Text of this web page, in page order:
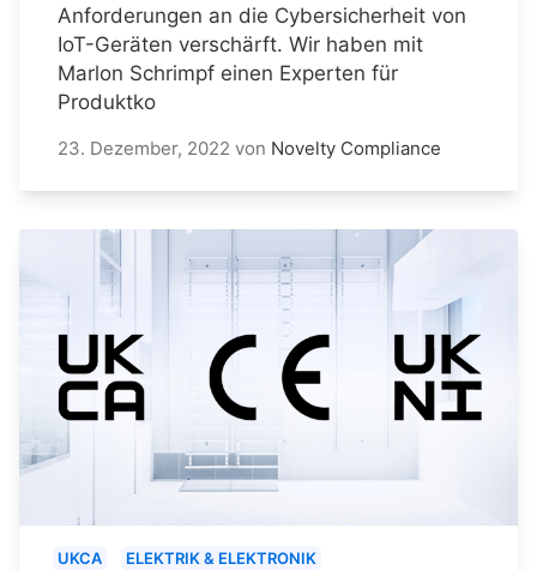
Anforderungen an die Cybersicherheit von
IoT-Geräten verschärft. Wir haben mit
Marlon Schrimpf einen Experten für
Produktko
23. Dezember, 2022 von Novelty Compliance
UKCA ELEKTRIK & ELEKTRONIK